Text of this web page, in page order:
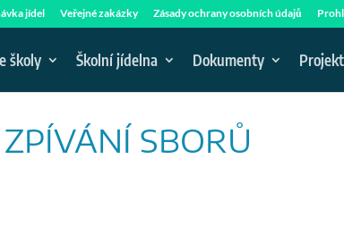
jídel Veřejné zakázky Zásady ochrany osobních údajů
školy Školní jídelna Dokumenty
SBORŮ